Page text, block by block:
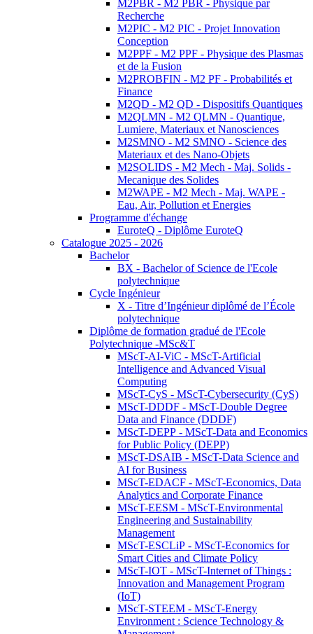
M2PBR - M2 PBR - Physique par
Recherche
M2PIC - M2 PIC - Projet Innovation
Conception
M2PPF - M2 PPF - Physique des Plasmas
et de la Fusion
M2PROBFIN - M2 PF - Probabilités et
Finance
M2QD - M2 QD - Dispositifs Quantiques
M2QLMN - M2 QLMN - Quantique,
Lumiere, Materiaux et Nanosciences
M2SMNO - M2 SMNO - Science des
Materiaux et des Nano-Objets
M2SOLIDS - M2 Mech - Maj. Solids -
Mecanique des Solides
M2WAPE - M2 Mech - Maj. WAPE -
Eau, Air, Pollution et Energies
Programme d'échange
EuroteQ - Diplôme EuroteQ
Catalogue 2025 - 2026
Bachelor
BX - Bachelor of Science de l'Ecole
polytechnique
Cycle Ingénieur
X - Titre d’Ingénieur diplômé de l’École
polytechnique
Diplôme de formation gradué de l'Ecole
Polytechnique -MSc&T
MScT-AI-ViC - MScT-Artificial
Intelligence and Advanced Visual
Computing
MScT-CyS - MScT-Cybersecurity (CyS)
MScT-DDDF - MScT-Double Degree
Data and Finance (DDDF)
MScT-DEPP - MScT-Data and Economics
for Public Policy (DEPP)
MScT-DSAIB - MScT-Data Science and
AI for Business
MScT-EDACF - MScT-Economics, Data
Analytics and Corporate Finance
MScT-EESM - MScT-Environmental
Engineering and Sustainability
Management
MScT-ESCLiP - MScT-Economics for
Smart Cities and Climate Policy
MScT-IOT - MScT-Internet of Things :
Innovation and Management Program
(IoT)
MScT-STEEM - MScT-Energy
Environment : Science Technology &